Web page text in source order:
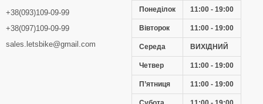
+38(093)109-09-99
+38(097)109-09-99
sales.letsbike@gmail.com
Понеділок 11:00 - 19:00
Вівторок 11:00 - 19:00
Середа ВИХІДНИЙ
Четвер 11:00 - 19:00
П’ятниця 11:00 - 19:00